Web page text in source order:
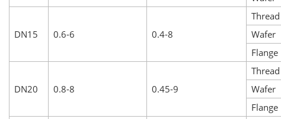
DN15 0.6-6 0.4-8
Thread
Wafer
Flange
DN20 0.8-8 0.45-9
Thread
Wafer
Flange